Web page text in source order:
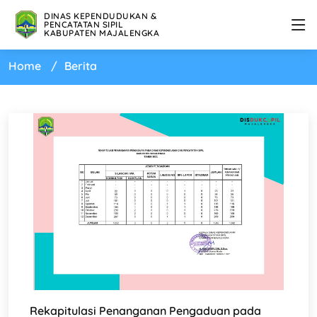
DINAS KEPENDUDUKAN &
PENCATATAN SIPIL
KABUPATEN MAJALENGKA
Home Berita
Rekapitulasi Penanganan Pengaduan pada